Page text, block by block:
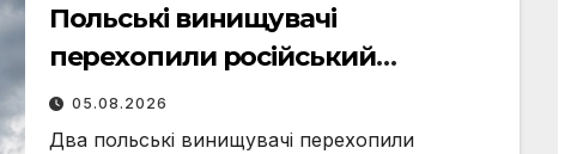
Польські винищувачі
перехопили російський
розвідувальний літак, США
анонсують відкриття Ормузької
05.08.2026
Два польські винищувачі перехопили